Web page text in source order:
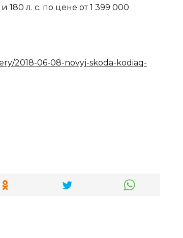
л. с. по цене от 1 399 000
2018-06-08-novyj-skoda-kodiaq-